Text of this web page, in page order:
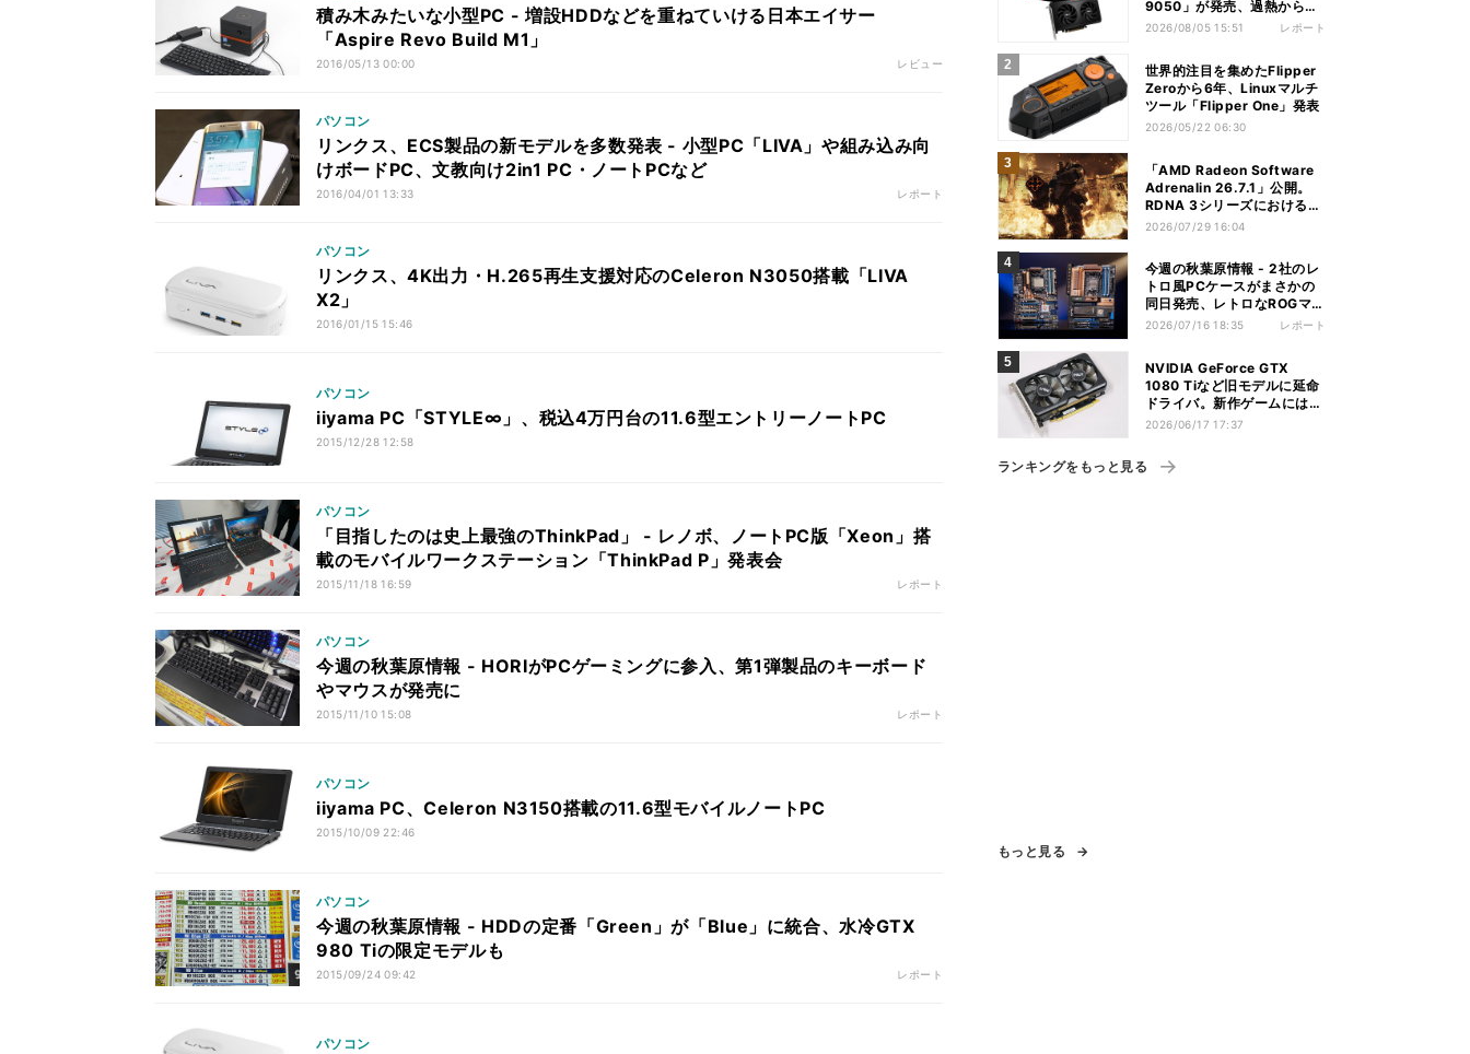
積み木みたいな小型PC - 増設HDDなどを重ねていける日本エイサー
「Aspire Revo Build M1」
2016/05/13 00:00 レビュー
パソコン
リンクス、ECS製品の新モデルを多数発表 - 小型PC「LIVA」や組み込み向
けボードPC、文教向け2in1 PC・ノートPCなど
2016/04/01 13:33 レポート
パソコン
リンクス、4K出力・H.265再生支援対応のCeleron N3050搭載「LIVA
X2」
2016/01/15 15:46
パソコン
iiyama PC「STYLE∞」、税込4万円台の11.6型エントリーノートPC
2015/12/28 12:58
パソコン
「目指したのは史上最強のThinkPad」 - レノボ、ノートPC版「Xeon」搭
載のモバイルワークステーション「ThinkPad P」発表会
2015/11/18 16:59 レポート
パソコン
今週の秋葉原情報 - HORIがPCゲーミングに参入、第1弾製品のキーボード
やマウスが発売に
2015/11/10 15:08 レポート
パソコン
iiyama PC、Celeron N3150搭載の11.6型モバイルノートPC
2015/10/09 22:46
パソコン
今週の秋葉原情報 - HDDの定番「Green」が「Blue」に統合、水冷GTX
980 Tiの限定モデルも
2015/09/24 09:42 レポート
パソコン
9050」が発売、過熱から守
れる電源ケーブルも
2026/08/05 15:51 レポート
世界的注目を集めたFlipper
Zeroから6年、Linuxマルチ
ツール「Flipper One」発表
2026/05/22 06:30
「AMD Radeon Software
Adrenalin 26.7.1」公開。
RDNA 3シリーズにおける不
具合多数解消
2026/07/29 16:04
今週の秋葉原情報 - 2社のレ
トロ風PCケースがまさかの
同日発売、レトロなROGマザ
ーも登場
2026/07/16 18:35 レポート
NVIDIA GeForce GTX
1080 Tiなど旧モデルに延命
ドライバ。新作ゲームには非
対応
2026/06/17 17:37
ランキングをもっと見る
もっと見る